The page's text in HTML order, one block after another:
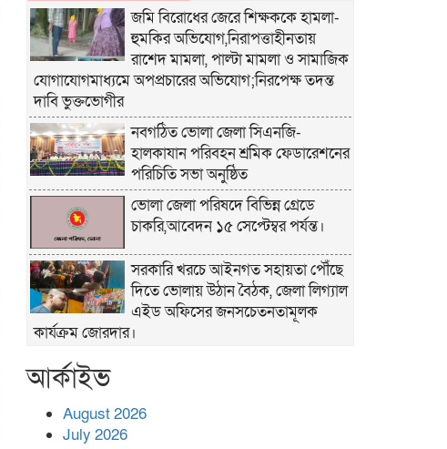
জমি বিরোধের জেরে শিক্ষককে হামলা-
হুমকির অভিযোগ,নিরাপত্তাহীনতায়
রাশেদ মামলা, পাল্টা মামলা ও সামাজিক
যোগাযোগমাধ্যমে অপপ্রচারের অভিযোগ;নিরপেক্ষ তদন্ত
দাবি ভুক্তভোগীর
নবগঠিত ভোলা জেলা সিএনজি-
হালকাযান পরিবহন শ্রমিক ফেডারেশনের
পরিচিতি সভা অনুষ্ঠিত
ভোলা জেলা পরিষদে বিভিন্ন গ্রেডে
চাকরি,আবেদন ১৫ সেপ্টেম্বর পর্যন্ত।
সরকারি খরচে আইনগত সহায়তা পৌঁছে
দিতে ভোলায় উঠান বৈঠক, জেলা লিগ্যাল
এইড অফিসের জনসচেতনতামূলক
কার্যক্রম জোরদার।
স্থাপন করলেন চরফ্যাশনের ইউএনও
রুমানা আফরোজ
আর্কাইভ
August 2026
July 2026